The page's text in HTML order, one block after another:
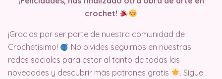
crochet!
¡Gracias por ser parte de nuestra comunidad de
Crochetisimo!
No olvides seguirnos en nuestras
redes sociales para estar al tanto de todas las
novedades y descubrir más patrones gratis
. Sigue